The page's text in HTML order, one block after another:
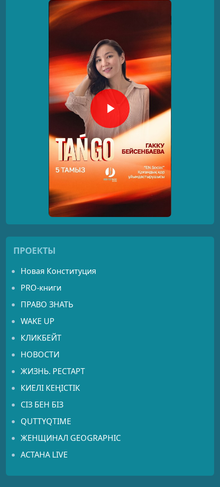
ПРОЕКТЫ
Новая Конституция
PRO-книги
ПРАВО ЗНАТЬ
WAKE UP
КЛИКБЕЙТ
НОВОСТИ
ЖИЗНЬ. РЕСТАРТ
КИЕЛІ КЕҢІСТІК
СІЗ БЕН БІЗ
QUTTYQTIME
ЖЕНЩИНАЛ GEOGRAPHIC
АСТАНА LIVE